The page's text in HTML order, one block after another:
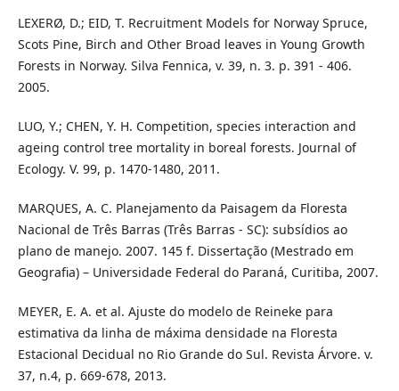
LEXERØ, D.; EID, T. Recruitment Models for Norway Spruce,
Scots Pine, Birch and Other Broad leaves in Young Growth
Forests in Norway. Silva Fennica, v. 39, n. 3. p. 391 - 406.
2005.
LUO, Y.; CHEN, Y. H. Competition, species interaction and
ageing control tree mortality in boreal forests. Journal of
Ecology. V. 99, p. 1470-1480, 2011.
MARQUES, A. C. Planejamento da Paisagem da Floresta
Nacional de Três Barras (Três Barras - SC): subsídios ao
plano de manejo. 2007. 145 f. Dissertação (Mestrado em
Geografia) – Universidade Federal do Paraná, Curitiba, 2007.
MEYER, E. A. et al. Ajuste do modelo de Reineke para
estimativa da linha de máxima densidade na Floresta
Estacional Decidual no Rio Grande do Sul. Revista Árvore. v.
37, n.4, p. 669-678, 2013.